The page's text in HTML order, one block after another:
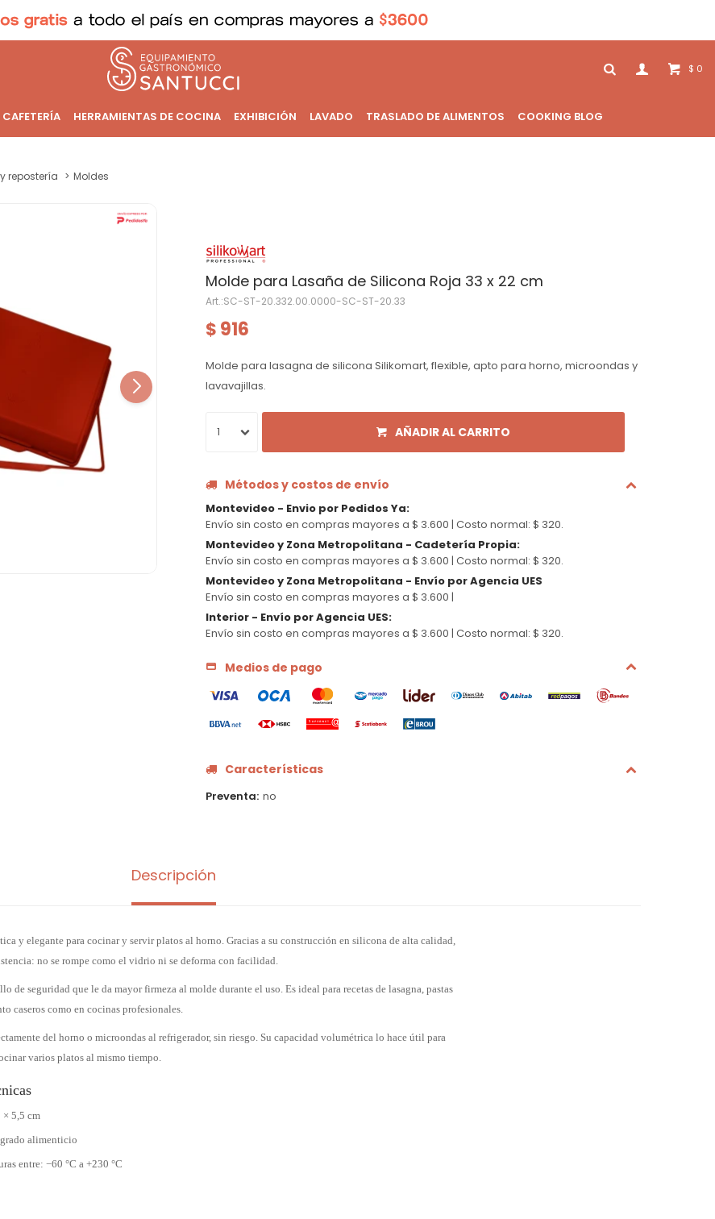
CAFETERÍA HERRAMIENTAS DE COCINA EXHIBICIÓN LAVADO TRASLADO DE ALIMENTOS COOKING BLOG
$ 0
repostería Moldes
Molde para Lasaña de Silicona Roja 33 x 22 cm
SC-ST-20.332.00.0000-SC-ST-20.33
$ 916
Molde para lasagna de silicona Silikomart, flexible, apto para horno, microondas y
lavavajillas.
1 AÑADIR AL CARRITO
Métodos y costos de envío
Montevideo - Envio por Pedidos Ya:
Envío sin costo en compras mayores a $ 3.600 | Costo normal: $ 320.
Montevideo y Zona Metropolitana - Cadetería Propia:
Envío sin costo en compras mayores a $ 3.600 | Costo normal: $ 320.
Montevideo y Zona Metropolitana - Envío por Agencia UES
Envío sin costo en compras mayores a $ 3.600 |
Interior - Envío por Agencia UES:
Envío sin costo en compras mayores a $ 3.600 | Costo normal: $ 320.
Medios de pago
Características
Preventa no
Descripción
y elegante para cocinar y servir platos al horno. Gracias a su construcción en silicona de alta calidad,
no se rompe como el vidrio ni se deforma con facilidad.
de seguridad que le da mayor firmeza al molde durante el uso. Es ideal para recetas de lasagna, pastas
caseros como en cocinas profesionales.
del horno o microondas al refrigerador, sin riesgo. Su capacidad volumétrica lo hace útil para
varios platos al mismo tiempo.
× 5,5 cm
alimenticio
entre: −60 °C a +230 °C